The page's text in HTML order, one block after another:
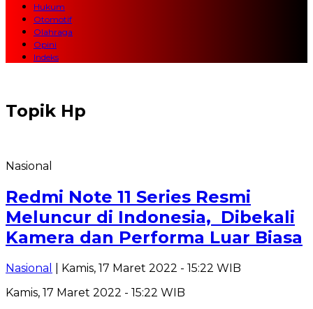
Hukum
Otomotif
Olahraga
Opini
Indeks
Topik Hp
Nasional
Redmi Note 11 Series Resmi
Meluncur di Indonesia, Dibekali
Kamera dan Performa Luar Biasa
Nasional
| Kamis, 17 Maret 2022 - 15:22 WIB
Kamis, 17 Maret 2022 - 15:22 WIB